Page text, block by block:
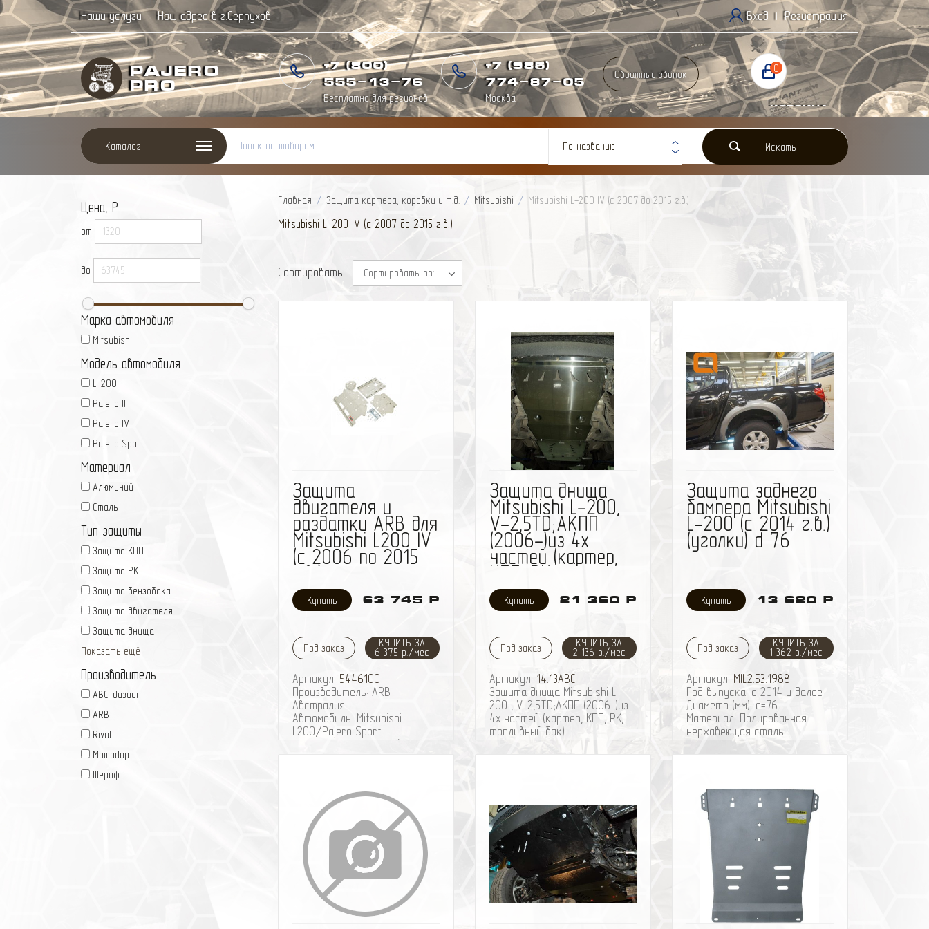
Наши услуги Наш адрес в г.Серпухов Вход | Регистрация
Pajero
Pro
+7 (800)
555-13-76
Бесплатно для регионов
+7 (985)
774-87-05
Москва
Обратный звонок
0
Корзина
0 Р
Каталог По названию Искать
Цена, Р
от
до
Марка автомобиля
Mitsubishi
Модель автомобиля
L-200
Pajero II
Pajero IV
Pajero Sport
Материал
Алюминий
Сталь
Тип защиты
Защита КПП
Защита РК
Защита бензобака
Защита двигателя
Защита днища
Показать ещё
Производитель
ABC-дизайн
ARB
Rival
Мотодор
Шериф
Главная / Защита картера, коробки и т.д. / Mitsubishi / Mitsubishi L-200 IV (с 2007 до 2015 г.в.)
Mitsubishi L-200 IV (с 2007 до 2015 г.в.)
Сортировать: Сортировать по:
Защита
двигателя и
раздатки ARB для
Mitsubishi L200 IV
(с 2006 по 2015
г.в.)
63 745 Р
Под заказ
КУПИТЬ ЗА
6 375 р./мес
Артикул: 5446100
Производитель: ARB -
Австралия
Автомобиль: Mitsubishi
L200/Pajero Sport
Годы выпуска: 2006+/2009+
компонентов кузова, в том
числе рулевого управления,
двигателя, коробки передачи
и раздаточной коробки.
Особенности защиты днища
ARB:
- 3 мм сжатый и сложенный
лист стали добавляет до
56% больше прочности, чем
стандартный сложенный
избранное сравнить
Защита днища
Mitsubishi L-200,
V-2,5TD;АКПП
(2006-)из 4х
частей (картер,
КПП, РК,
топливный бак)
21 360 Р
Под заказ
КУПИТЬ ЗА
2 136 р./мес
Артикул: 14.13ABC
Защита днища Mitsubishi L-
200 , V-2,5TD;АКПП (2006-)из
4х частей (картер, КПП, РК,
топливный бак)
Защита заднего
бампера Mitsubishi
L-200 (с 2014 г.в.)
(уголки) d 76
13 620 Р
Под заказ
КУПИТЬ ЗА
1 362 р./мес
Артикул: MIL2.53.1988
Год выпуска: с 2014 и далее
Диаметр (мм): d=76
Материал: Полированная
нержавеющая сталь